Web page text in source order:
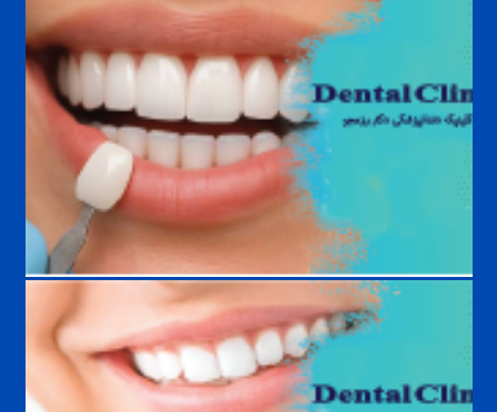
چکاپ دوره‌ای دندان؛ هر چند وقت یک‌بار باید به دندانپزشک مراجعه کنیم؟
چه افرادی نباید لمینت انجام دهند ؟ بررسی کامل موارد منع و شرایط انجام
لمینت